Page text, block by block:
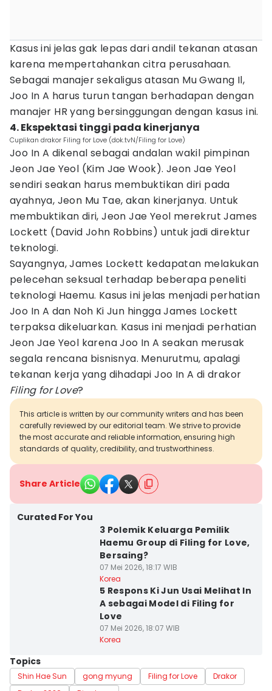
Kasus ini jelas gak lepas dari andil tekanan atasan
karena mempertahankan citra perusahaan.
Sebagai manajer sekaligus atasan Mu Gwang Il,
Joo In A harus turun tangan berhadapan dengan
manajer HR yang bersinggungan dengan kasus ini.
4. Ekspektasi tinggi pada kinerjanya
Cuplikan drakor Filing for Love (dok.tvN/Filing for Love)
Joo In A dikenal sebagai andalan wakil pimpinan
Jeon Jae Yeol (Kim Jae Wook). Jeon Jae Yeol
sendiri seakan harus membuktikan diri pada
ayahnya, Jeon Mu Tae, akan kinerjanya. Untuk
membuktikan diri, Jeon Jae Yeol merekrut James
Lockett (David John Robbins) untuk jadi direktur
teknologi.
Sayangnya, James Lockett kedapatan melakukan
pelecehan seksual terhadap beberapa peneliti
teknologi Haemu. Kasus ini jelas menjadi perhatian
Joo In A dan Noh Ki Jun hingga James Lockett
terpaksa dikeluarkan. Kasus ini menjadi perhatian
Jeon Jae Yeol karena Joo In A seakan merusak
segala rencana bisnisnya. Menurutmu, apalagi
tekanan kerja yang dihadapi Joo In A di drakor
Filing for Love?
This article is written by our community writers and has been
carefully reviewed by our editorial team. We strive to provide
the most accurate and reliable information, ensuring high
standards of quality, credibility, and trustworthiness.
Share Article
Curated For You
3 Polemik Keluarga Pemilik
Haemu Group di Filing for Love,
Bersaing?
07 Mei 2026, 18:17 WIB
Korea
5 Respons Ki Jun Usai Melihat In
A sebagai Model di Filing for
Love
07 Mei 2026, 18:07 WIB
Korea
Topics
Shin Hae Sun gong myung Filing for Love
Drakor